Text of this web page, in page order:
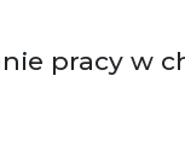
pracy w